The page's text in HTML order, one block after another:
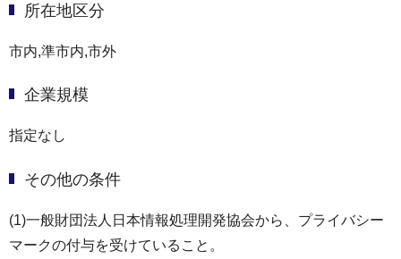
所在地区分
市内,準市内,市外
企業規模
指定なし
その他の条件
(1)一般財団法人日本情報処理開発協会から、プライバシー
マークの付与を受けていること。